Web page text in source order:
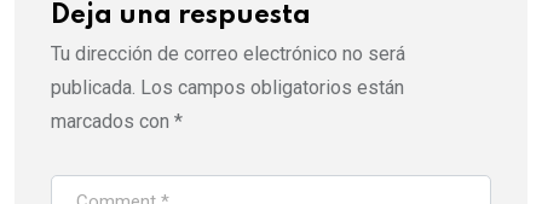
Deja una respuesta
Tu dirección de correo electrónico no será
publicada. Los campos obligatorios están
marcados con *